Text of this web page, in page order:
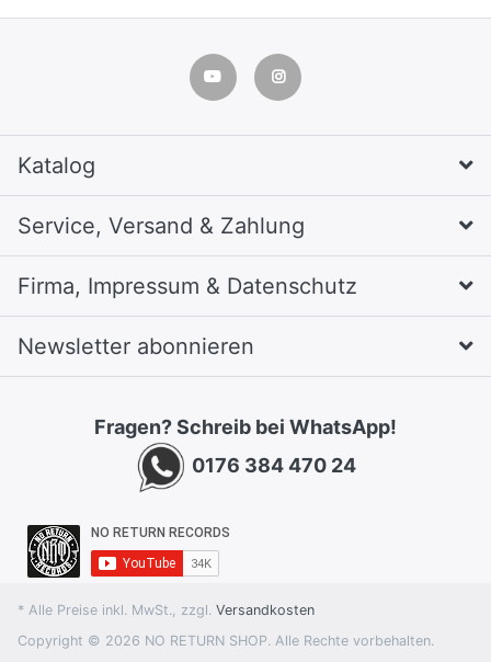
Katalog
Service, Versand & Zahlung
Firma, Impressum & Datenschutz
Newsletter abonnieren
Fragen? Schreib bei WhatsApp!
0176 384 470 24
* Alle Preise inkl. MwSt., zzgl. Versandkosten
Copyright © 2026 NO RETURN SHOP. Alle Rechte vorbehalten.